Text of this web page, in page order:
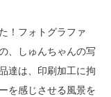
！フォトグラファ
、しゅんちゃんの写
達は、印刷加工に拘
を感じさせる風景を